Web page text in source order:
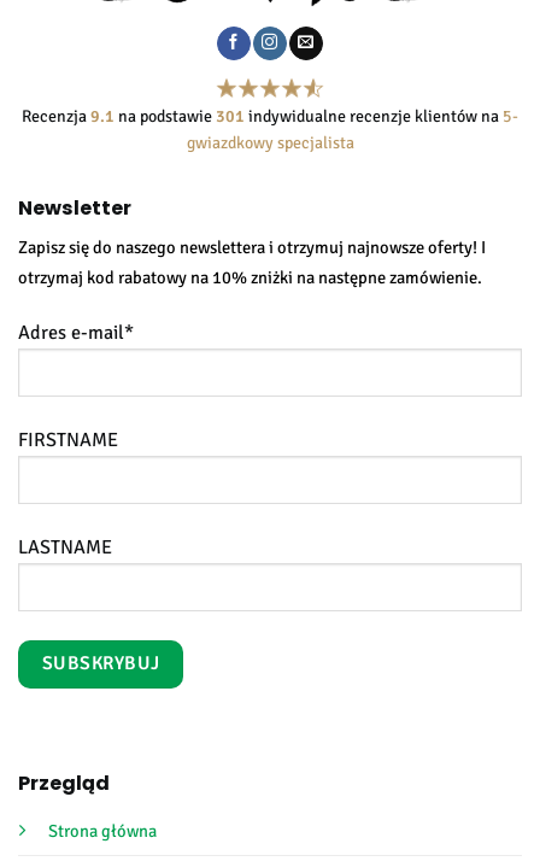
Recenzja9.1 na podstawie 301 indywidualne recenzje klientów na 5-
gwiazdkowy specjalista
Przegląd
Strona główna
Newsletter
Zapisz się do naszego newslettera i otrzymuj najnowsze oferty! I
otrzymaj kod rabatowy na 10% zniżki na następne zamówienie.
Adres e-mail*
FIRSTNAME
LASTNAME